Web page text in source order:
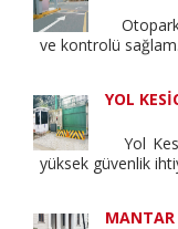
ve kontrolü
YOL
Yol
yüksek güvenlik
MANTAR